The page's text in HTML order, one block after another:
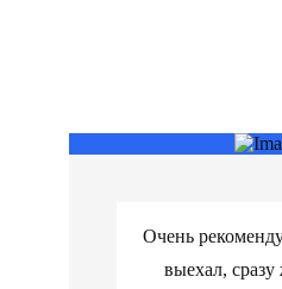
Очень
выехал,